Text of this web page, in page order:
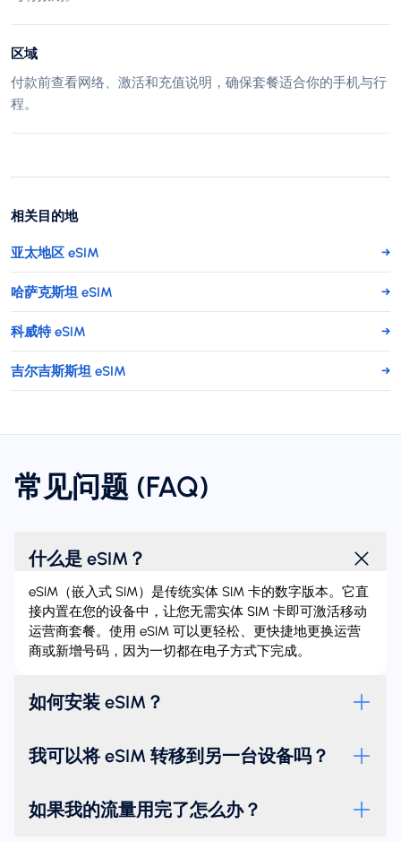
区域
付款前查看网络、激活和充值说明，确保套餐适合你的手机与行
程。
相关目的地
亚太地区 eSIM →
哈萨克斯坦 eSIM →
科威特 eSIM →
吉尔吉斯斯坦 eSIM →
常见问题 (FAQ)
什么是 eSIM？
eSIM（嵌入式 SIM）是传统实体 SIM 卡的数字版本。它直
接内置在您的设备中，让您无需实体 SIM 卡即可激活移动
运营商套餐。使用 eSIM 可以更轻松、更快捷地更换运营
商或新增号码，因为一切都在电子方式下完成。
如何安装 eSIM？
我可以将 eSIM 转移到另一台设备吗？
如果我的流量用完了怎么办？